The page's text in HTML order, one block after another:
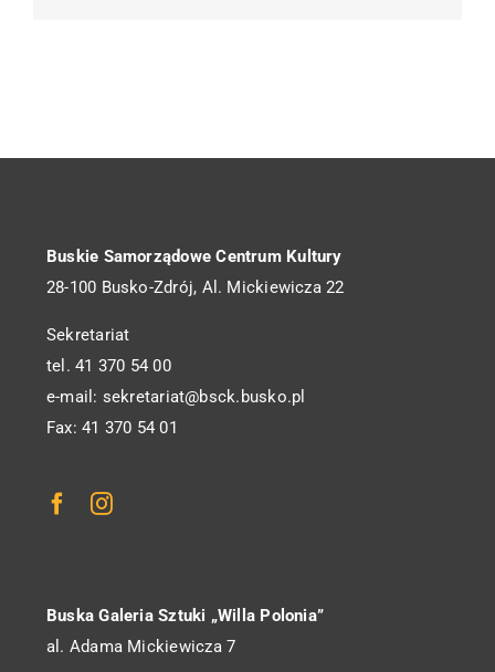
Buskie Samorządowe Centrum Kultury
28-100 Busko-Zdrój, Al. Mickiewicza 22
Sekretariat
tel. 41 370 54 00
e-mail: sekretariat@bsck.busko.pl
Fax: 41 370 54 01
Buska Galeria Sztuki „Willa Polonia”
al. Adama Mickiewicza 7